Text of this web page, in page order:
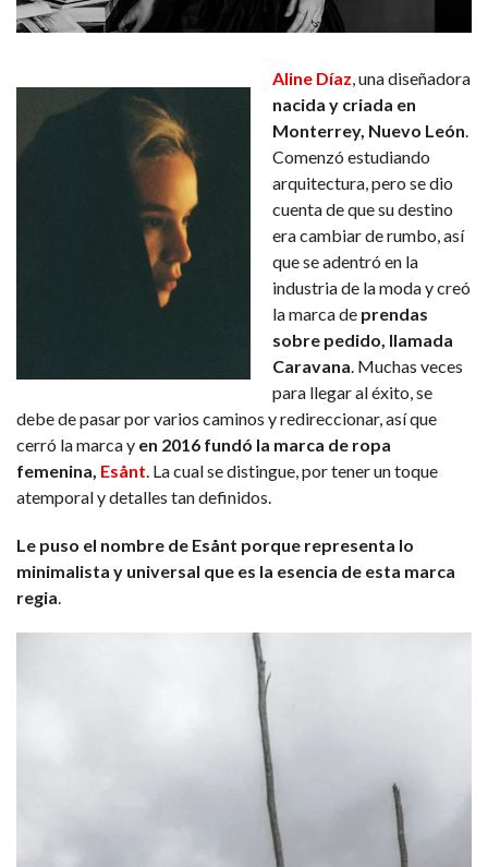
Aline Díaz , una diseñadora
nacida y criada en
Monterrey, Nuevo León
Comenzó estudiando
arquitectura, pero se dio
cuenta de que su destino
era cambiar de rumbo, así
que se adentró en la
industria de la moda y creó
la marca de prendas
sobre pedido, llamada
Caravana . Muchas veces
para llegar al éxito, se
debe de pasar por varios caminos y redireccionar, así que
cerró la marca y en 2016 fundó la marca de ropa
femenina, Esånt . La cual se distingue, por tener un toque
atemporal y detalles tan definidos.
Le puso el nombre de Esånt porque representa lo
minimalista y universal que es la esencia de esta marca
regia